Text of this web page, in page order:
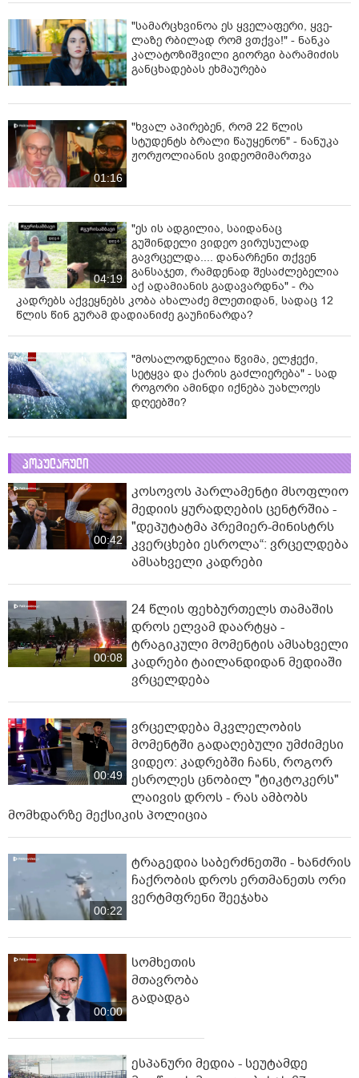
"სა­მარ­ცხვი­ნოა ეს ყვე­ლა­ფე­რი, ყვე­
ლა­ზე რბი­ლად რომ ვთქვა!" - ნანკა
კალატოზიშვილი გიორგი ბარამიძის
განცხადებას ეხმაურება
01:16
"ხვალ აპირებენ, რომ 22 წლის
სტუდენტს ბრალი წაუყენონ" - ნანუკა
ჟორჟოლიანის ვიდეომიმართვა
04:19
"ეს ის ადგილია, საიდანაც
გუშინდელი ვიდეო ვირუსულად
გავრცელდა.... დანარჩენი თქვენ
განსაჯეთ, რამდენად შესაძლებელია
აქ ადამიანის გადავარდნა" - რა
კადრებს აქვეყნებს კობა ახალაძე მლეთიდან, სადაც 12
წლის წინ გურამ დადიანიძე გაუჩინარდა?
"მოსალოდნელია წვიმა, ელჭექი,
სეტყვა და ქარის გაძლიერება" - სად
როგორი ამინდი იქნება უახლოეს
დღეებში?
პოპულარული
00:42
კოსოვოს პარლამენტი მსოფლიო
მედიის ყურადღების ცენტრშია -
"დეპუტატმა პრემიერ-მინისტრს
კვერცხები ესროლა“: ვრცელდება
ამსახველი კადრები
00:08
24 წლის ფეხბურთელს თამაშის
დროს ელვამ დაარტყა -
ტრაგიკული მომენტის ამსახველი
კადრები ტაილანდიდან მედიაში
ვრცელდება
00:49
ვრცელდება მკვლელობის
მომენტში გადაღებული უმძიმესი
ვიდეო: კადრებში ჩანს, როგორ
ესროლეს ცნობილ "ტიკტოკერს"
ლაივის დროს - რას ამბობს
მომხდარზე მექსიკის პოლიცია
00:22
ტრაგედია საბერძნეთში - ხანძრის
ჩაქრობის დროს ერთმანეთს ორი
ვერტმფრენი შეეჯახა
00:00
სომხეთის
მთავრობა
გადადგა
ესპანური მედია - სეუტამდე